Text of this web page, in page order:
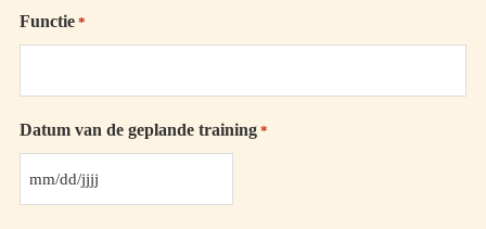
Functie *
Datum van de geplande training *